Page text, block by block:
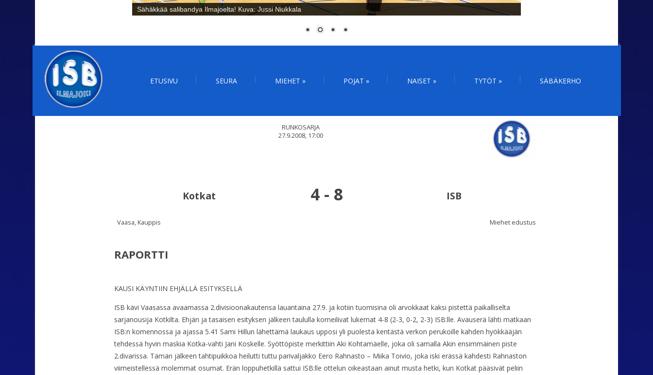
Sähäkkää salibandya Ilmajoelta! Kuva: Jussi Niukkala
ETUSIVU SEURA MIEHET » POJAT » NAISET » TYTÖT » SÄBÄKERHO
RUNKOSARJA
27.9.2008, 17:00
Kotkat 4 - 8 ISB
Vaasa, Kauppis Miehet edustus
RAPORTTI
KAUSI KÄYNTIIN EHJÄLLÄ ESITYKSELLÄ
ISB kävi Vaasassa avaamassa 2.divisioonakautensa lauantaina 27.9. ja kotiin tuomisina oli arvokkaat kaksi pistettä paikalliselta
sarjanousija Kotkilta. Ehjän ja tasaisen esityksen jälkeen taululla komeilivat lukemat 4-8 (2-3, 0-2, 2-3) ISB:lle. Avauserä lähti matkaan
ISB:n komennossa ja ajassa 5.41 Sami Hillun lähettämä laukaus upposi yli puolesta kentästä verkon perukoille kahden hyökkääjän
tehdessä hyvin maskia Kotka-vahti Jani Koskelle. Syöttöpiste merkittiin Aki Kohtamäelle, joka oli samalla Akin ensimmäinen piste
2.divarissa. Tämän jälkeen tahtipuikkoa heilutti tuttu parivaljakko Eero Rahnasto – Miika Toivio, joka iski erässä kahdesti Rahnaston
viimeistellessä molemmat osumat. Erän loppuhetkillä sattui ISB:lle ottelun oikeastaan ainut musta hetki, kun Kotkat pääsivät peliin